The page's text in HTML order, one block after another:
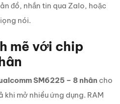
đồ, nhắn tin qua Zalo, hoặc
nói.
mẽ với chip
SM6225 – 8 nhân cho
khi mở nhiều ứng dụng. RAM